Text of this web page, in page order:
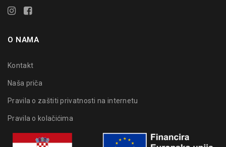
O NAMA
Kontakt
Naša priča
Pravila o zaštiti privatnosti na internetu
Pravila o kolačićima